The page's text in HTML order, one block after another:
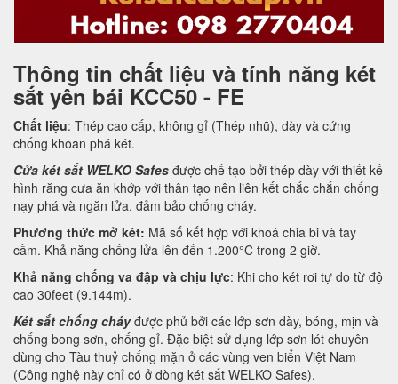
Thông tin chất liệu và tính năng két
sắt yên bái KCC50 - FE
Chất liệu: Thép cao cấp, không gỉ (Thép nhũ), dày và cứng
chống khoan phá két.
Cửa két sắt WELKO Safes được chế tạo bởi thép dày với thiết kế
hình răng cưa ăn khớp với thân tạo nên liên kết chắc chắn chống
nạy phá và ngăn lửa, đảm bảo chống cháy.
Phương thức mở két: Mã số kết hợp với khoá chia bi và tay
cầm. Khả năng chống lửa lên đến 1.200°C trong 2 giờ.
Khả năng chống va đập và chịu lực: Khi cho két rơi tự do từ độ
cao 30feet (9.144m).
Két sắt chống cháyđược phủ bởi các lớp sơn dày, bóng, mịn và
chống bong sơn, chống gỉ. Đặc biệt sử dụng lớp sơn lót chuyên
dùng cho Tàu thuỷ chống mặn ở các vùng ven biển Việt Nam
(Công nghệ này chỉ có ở dòng két sắt WELKO Safes).